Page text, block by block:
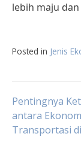
lebih maju
Posted in Jenis
Post
Pentingnya
antara
Transportasi